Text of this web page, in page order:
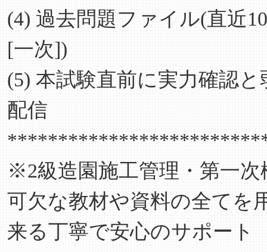
(4) 過去問題ファイル(直近
[一次])
(5) 本試験直前に実力確認
配信
※2級造園施工管理・第一
可欠な教材や資料の全てを
来る丁寧で安心のサポート